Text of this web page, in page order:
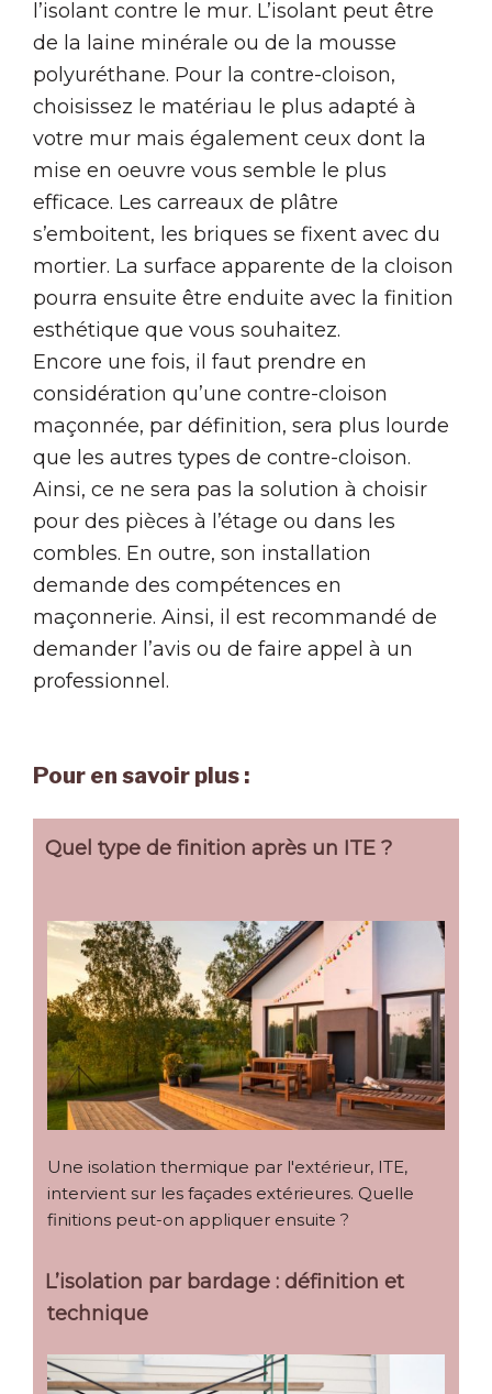
l’isolant contre le mur. L’isolant peut être
de la laine minérale ou de la mousse
polyuréthane. Pour la contre-cloison,
choisissez le matériau le plus adapté à
votre mur mais également ceux dont la
mise en oeuvre vous semble le plus
efficace. Les carreaux de plâtre
s’emboitent, les briques se fixent avec du
mortier. La surface apparente de la cloison
pourra ensuite être enduite avec la finition
esthétique que vous souhaitez.
Encore une fois, il faut prendre en
considération qu’une contre-cloison
maçonnée, par définition, sera plus lourde
que les autres types de contre-cloison.
Ainsi, ce ne sera pas la solution à choisir
pour des pièces à l’étage ou dans les
combles. En outre, son installation
demande des compétences en
maçonnerie. Ainsi, il est recommandé de
demander l’avis ou de faire appel à un
professionnel.
Pour en savoir plus :
Quel type de finition après un ITE ?
Une isolation thermique par l'extérieur, ITE,
intervient sur les façades extérieures. Quelle
finitions peut-on appliquer ensuite ?
L’isolation par bardage : définition et
technique